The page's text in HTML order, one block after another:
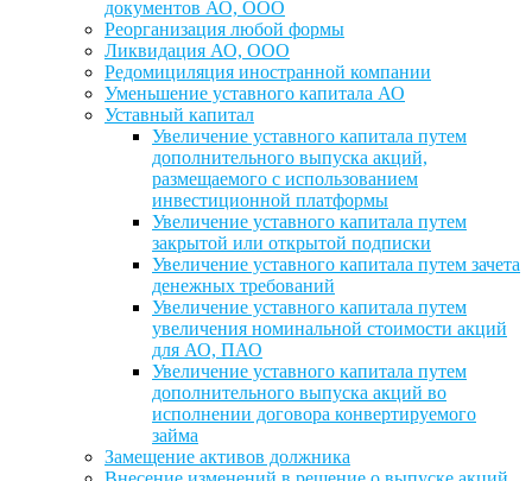
документов АО, ООО
Реорганизация любой формы
Ликвидация АО, ООО
Редомициляция иностранной компании
Уменьшение уставного капитала АО
Уставный капитал
Увеличение уставного капитала путем
дополнительного выпуска акций,
размещаемого с использованием
инвестиционной платформы
Увеличение уставного капитала путем
закрытой или открытой подписки
Увеличение уставного капитала путем зачета
денежных требований
Увеличение уставного капитала путем
увеличения номинальной стоимости акций
для АО, ПАО
Увеличение уставного капитала путем
дополнительного выпуска акций во
исполнении договора конвертируемого
займа
Замещение активов должника